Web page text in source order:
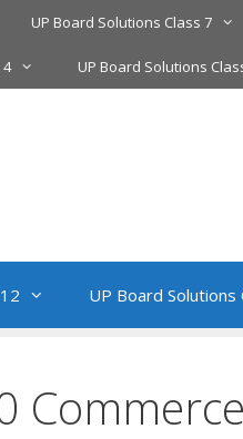
UP Board Solutions Class 7
UP Board Solutions
UP Board Solutions
Commerce